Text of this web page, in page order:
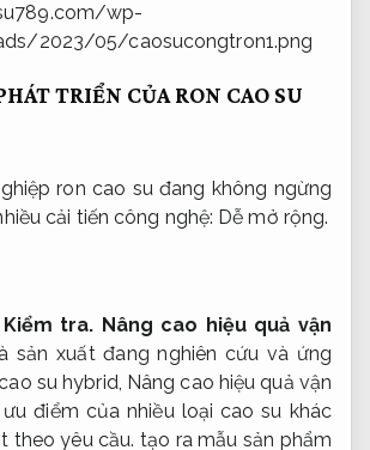
TRIỂN CỦA RON CAO SU
ron cao su đang không ngừng
cải tiến công nghệ: Dễ mở rộng.
Kiểm tra. Nâng cao hiệu quả vận
sản xuất đang nghiên cứu và ứng
su hybrid, Nâng cao hiệu quả vận
điểm của nhiều loại cao su khác
theo yêu cầu. tạo ra mẫu sản phẩm